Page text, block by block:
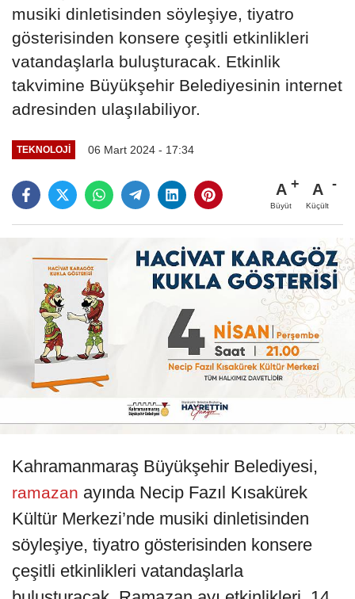
musiki dinletisinden söyleşiye, tiyatro
gösterisinden konsere çeşitli etkinlikleri
vatandaşlarla buluşturacak. Etkinlik
takvimine Büyükşehir Belediyesinin internet
adresinden ulaşılabiliyor.
TEKNOLOJİ 06 Mart 2024 - 17:34
A
Büyüt
A
Küçült
Kahramanmaraş Büyükşehir Belediyesi,
ramazan ayında Necip Fazıl Kısakürek
Kültür Merkezi’nde musiki dinletisinden
söyleşiye, tiyatro gösterisinden konsere
çeşitli etkinlikleri vatandaşlarla